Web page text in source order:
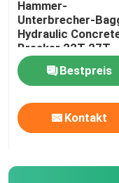
Qualitätskontrolle
Fordern Sie ein
Hammer-
Unterbrecher-
Hydraulic
Breaker 22T 27T
hydraulischer
Bestpreis
Kontakt